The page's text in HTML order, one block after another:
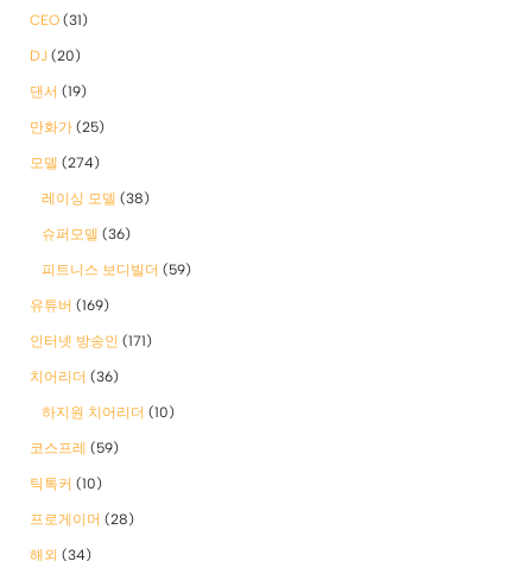
CEO (31)
DJ (20)
댄서 (19)
만화가 (25)
모델 (274)
레이싱 모델 (38)
슈퍼모델 (36)
피트니스 보디빌더 (59)
유튜버 (169)
인터넷 방송인 (171)
치어리더 (36)
하지원 치어리더 (10)
코스프레 (59)
틱톡커 (10)
프로게이머 (28)
해외 (34)